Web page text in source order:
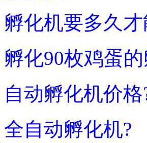
孵化机要多久
孵化90枚鸡蛋
自动孵化机价格
全自动孵化机?